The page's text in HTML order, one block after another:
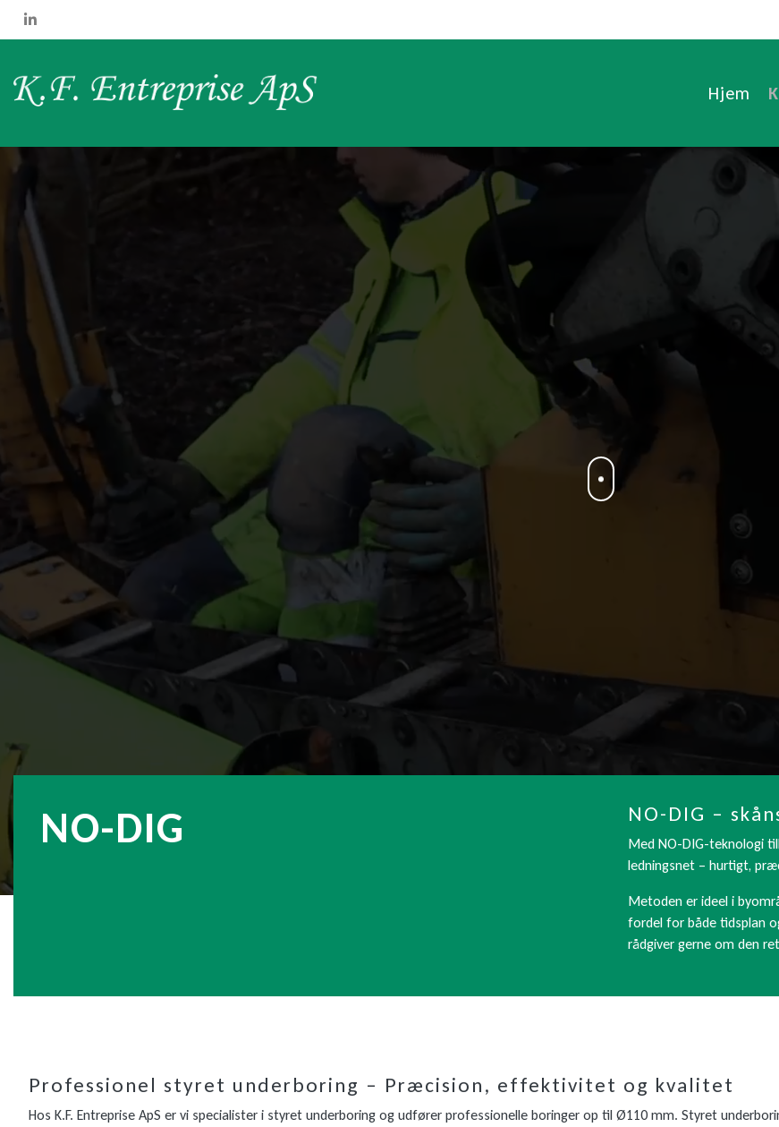
Hjem
NO-DIG NO-DIG –
Med NO-DIG-teknologi
ledningsnet – hurtigt,
Metoden er ideel i
fordel for både tidsplan
rådgiver gerne om den
Professionel styret underboring – Præcision, effektivitet og kvalitet
Hos K.F. Entreprise ApS er vi specialister i styret underboring og udfører professionelle boringer op til Ø110 mm. Styret